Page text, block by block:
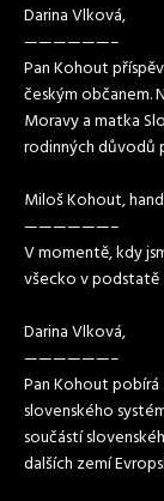
Darina Vlková,
——————–
Pan Kohout
českým občanem.
Moravy a matka
rodinných důvodů
Miloš Kohout,
——————–
V momentě, kdy
všecko v podstatě
Darina Vlková,
——————–
Pan Kohout pobírá
slovenského
součástí
dalších zemí